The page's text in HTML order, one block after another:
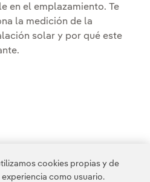
en el emplazamiento. Te
la medición de la
solar y por qué este
solar: Medición de la
solar: Medición de la
Recurso solar: Medición de
8 9 10 11 ...
cookies propias y de
como usuario.